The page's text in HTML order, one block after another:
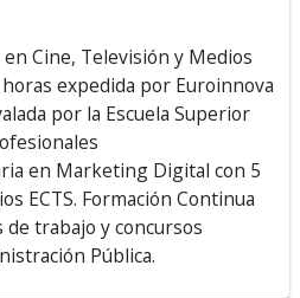
Cine, Televisión y Medios
expedida por Euroinnova
por la Escuela Superior
en Marketing Digital con 5
ECTS. Formación Continua
trabajo y concursos
Pública.